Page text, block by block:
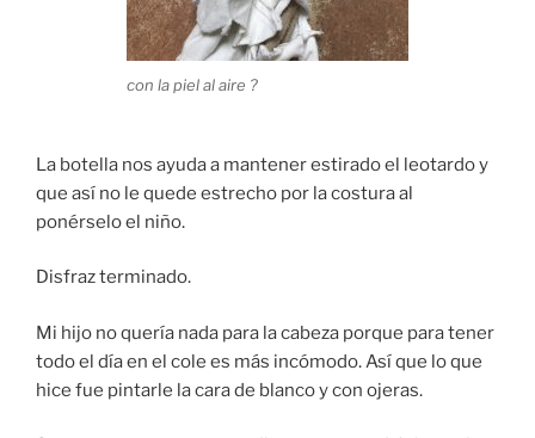
con la piel al aire ?
La botella nos ayuda a mantener estirado el leotardo y
que así no le quede estrecho por la costura al
ponérselo el niño.
Disfraz terminado.
Mi hijo no quería nada para la cabeza porque para tener
todo el día en el cole es más incómodo. Así que lo que
hice fue pintarle la cara de blanco y con ojeras.